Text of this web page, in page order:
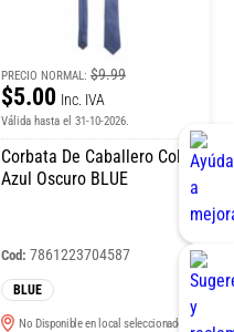
PRECIO NORMAL: $9.99
$5.00 Inc. IVA
Válida hasta el 31-10-2026.
Corbata De Caballero Color
Azul Oscuro BLUE
Cod: 7861223704587
BLUE
No Disponible en local seleccionado